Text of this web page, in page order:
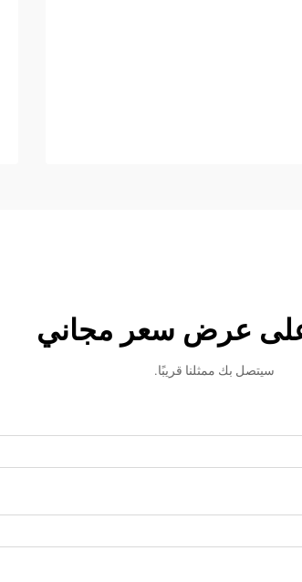
عرض سعر مجاني
سيتصل بك ممثلنا قريبًا.